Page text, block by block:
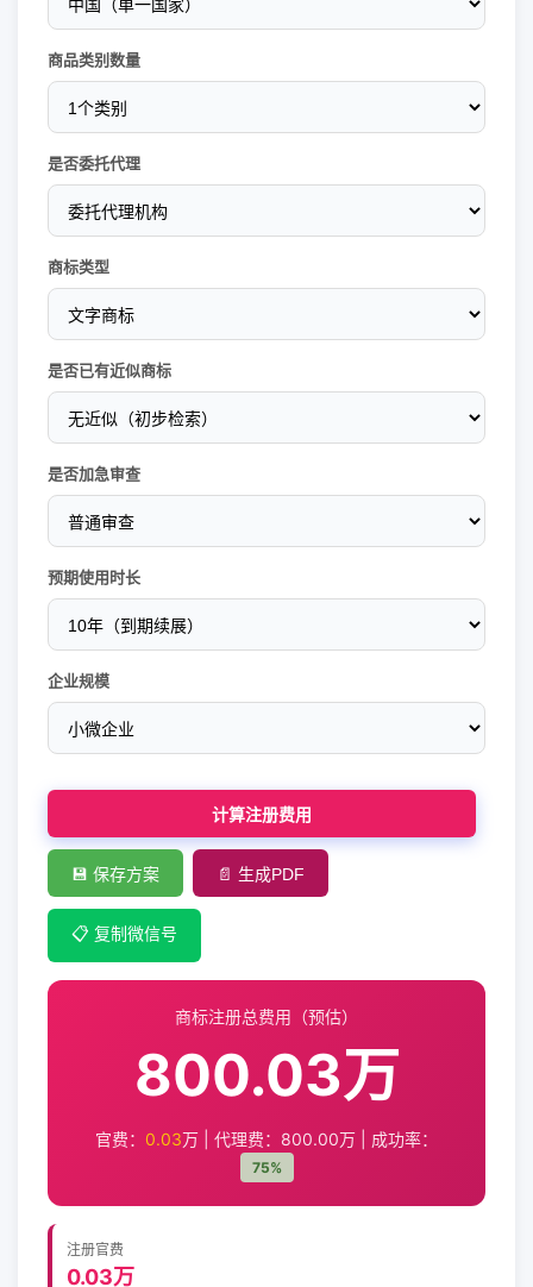
商品类别数量
是否委托代理
商标类型
是否已有近似商标
是否加急审查
预期使用时长
企业规模
计算注册费用
💾 保存方案 📄 生成PDF
📋 复制微信号
商标注册总费用（预估）
800.03万
官费： 0.03万 | 代理费： 800.00万 | 成功率：
75%
注册官费
0.03万